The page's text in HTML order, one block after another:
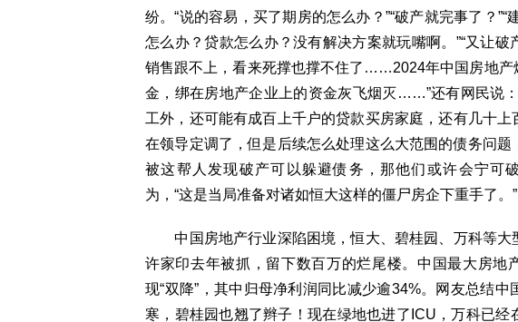
纷。“说的容易，买了期房的怎么办？”“破产就完事了？”“
怎么办？贷款怎么办？没有解决方案就玩嘴啊。”“又让破
销售跟不上，看来死撑也撑不住了……2024年中国房地产
金，绑在房地产企业上的资金灰飞烟灭……”还有网民说
工外，还可能有成百上千户的贷款买房家庭，还有几十
在领导定调了，但是后续怎么处理这么大范围的债务问
被这帮人发现破产可以躲避债务，那他们或许会宁可
为，“这是当局准备对诸如恒大这样的僵尸房企下重手了。”
中国房地产行业深陷困境，恒大、碧桂园、万科等大
许家印去年被抓，留下数百万的烂尾楼。中国最大房地
现“双降”，其中归母净利润同比减少逾34%。网友总结
寒，碧桂园也翘了辫子！现在绿地也进了ICU，万科已